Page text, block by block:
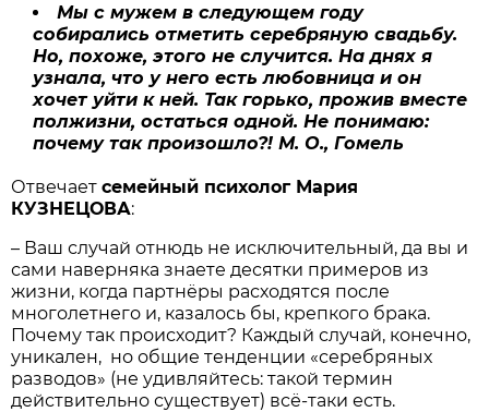
Мы с мужем в следующем году
собирались отметить серебряную свадьбу.
Но, похоже, этого не случится. На днях я
узнала, что у него есть любовница и он
хочет уйти к ней. Так горько, прожив вместе
полжизни, остаться одной. Не понимаю:
почему так произошло?! М. О., Гомель
Отвечаетсемейный психолог Мария
КУЗНЕЦОВА:
– Ваш случай отнюдь не исключительный, да вы и
сами наверняка знаете десятки примеров из
жизни, когда партнёры расходятся после
многолетнего и, казалось бы, крепкого брака.
Почему так происходит? Каждый случай, конечно,
уникален, но общие тенденции «серебряных
разводов» (не удивляйтесь: такой термин
действительно существует) всё-таки есть.